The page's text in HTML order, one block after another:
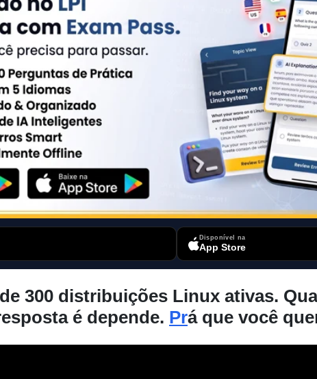
Disponível na
App Store
300 distribuições Linux ativas.
é depende. Prá que você